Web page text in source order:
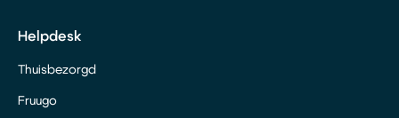
Helpdesk
Thuisbezorgd
Fruugo